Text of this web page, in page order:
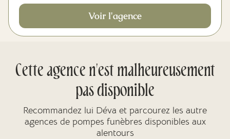
Voir l'agence
Cette agence n'est malheureusement
pas disponible
Recommandez lui Déva et parcourez les autre
agences de pompes funèbres disponibles aux
alentours